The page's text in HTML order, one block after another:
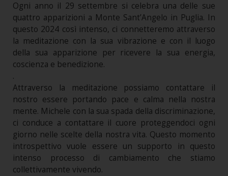
Ogni anno il 29 settembre si celebra una delle sue
quattro apparizioni a Monte Sant’Angelo in Puglia. In
questo 2024 così intenso, ci connetteremo attraverso
la meditazione con la sua vibrazione e con il luogo
della sua apparizione per ricevere la sua energia,
coscienza e benedizione.
.
Attraverso la meditazione possiamo contattare il
nostro essere portando pace e calma nella nostra
mente. Michele con la sua spada della discriminazione,
ci conduce a contattare il cuore proteggendoci ogni
giorno nelle scelte della nostra vita. Questo momento
introspettivo vuole essere un supporto in questo
intenso processo di cambiamento che stiamo
collettivamente vivendo.